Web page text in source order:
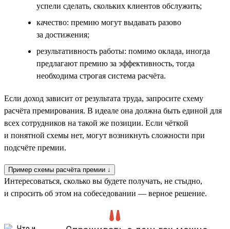
успели сделать, скольких клиентов обслужить;
качество: премию могут выдавать разово
за достижения;
результативность работы: помимо оклада, иногда
предлагают премию за эффективность, тогда
необходима строгая система расчёта.
Если доход зависит от результата труда, запросите схему
расчёта премирования. В идеале она должна быть единой для
всех сотрудников на такой же позиции. Если чёткой
и понятной схемы нет, могут возникнуть сложности при
подсчёте премии.
Пример схемы расчёта премии ↓
Интересоваться, сколько вы будете получать, не стыдно,
и спросить об этом на собеседовании — верное решение.